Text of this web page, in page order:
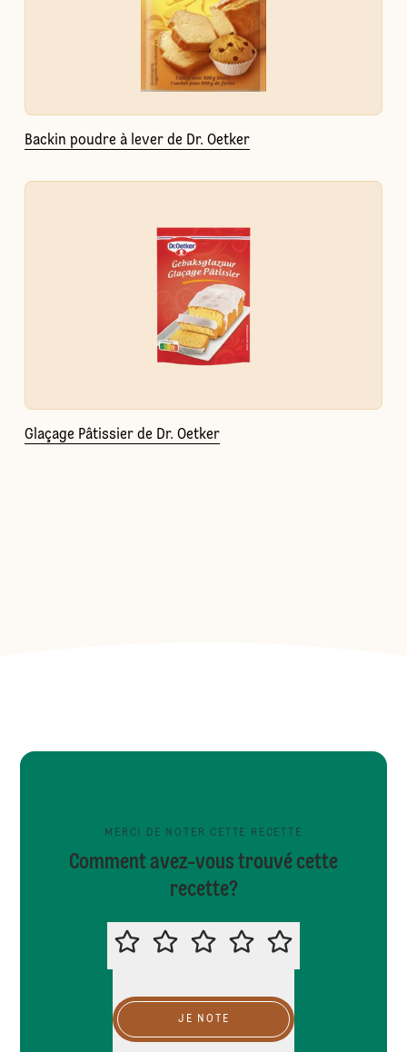
Backin poudre à lever de Dr. Oetker
Glaçage Pâtissier de Dr. Oetker
MERCI DE NOTER CETTE RECETTE
Comment avez-vous trouvé cette
recette?
MERCI DE NOTER CETTE RECETTE
JE NOTE